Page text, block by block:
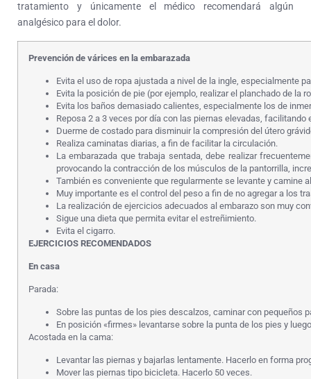
tratamiento y únicamente el médico recomendará algún
analgésico para el dolor.
Prevención de várices en la embarazada
Evita el uso de ropa ajustada a nivel de la ingle, especialmente
Evita la posición de pie (por ejemplo, realizar el planchado de la
Evita los baños demasiado calientes, especialmente los de
Reposa 2 a 3 veces por día con las piernas elevadas, facilitando
Duerme de costado para disminuir la compresión del útero
Realiza caminatas diarias, a fin de facilitar la circulación.
La embarazada que trabaja sentada, debe realizar
provocando la contracción de los músculos de la pantorrilla,
También es conveniente que regularmente se levante y camine
Muy importante es el control del peso a fin de no agregar a los
La realización de ejercicios adecuados al embarazo son muy
Sigue una dieta que permita evitar el estreñimiento.
Evita el cigarro.
EJERCICIOS RECOMENDADOS
En casa
Parada:
Sobre las puntas de los pies descalzos, caminar con pequeños
En posición «firmes» levantarse sobre la punta de los pies y
Acostada en la cama:
Levantar las piernas y bajarlas lentamente. Hacerlo en forma
Mover las piernas tipo bicicleta. Hacerlo 50 veces.